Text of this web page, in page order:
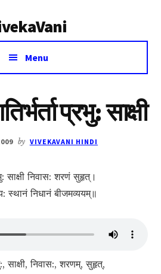
Menu
प्रभु: साक्षी
by VIVEKAVANI HINDI
साक्षी निवास: शरणं सुहृत्।
स्थानं निधानं बीजमव्ययम्॥
साक्षी, निवास:, शरणम्, सुहृत्,